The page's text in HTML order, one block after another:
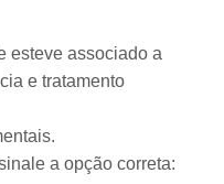
esteve associado a
e tratamento
a opção correta: